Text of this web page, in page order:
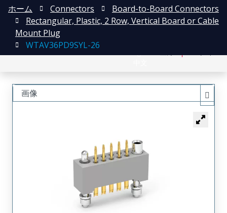
ホーム Connectors
Board-to-Board Connectors
Rectangular, Plastic, 2 Row, Vertical Board or Cable
Mount Plug
WTAV36PD9SYL-26
画像